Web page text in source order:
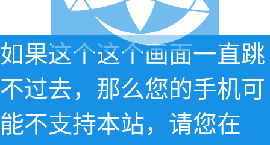
如果这个这个画面一直跳
不过去，那么您的手机可
能不支持本站，请您在